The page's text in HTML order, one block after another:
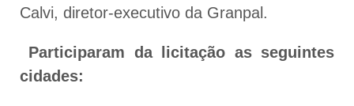
Calvi, diretor-executivo da Granpal.
Participaram da licitação as seguintes
cidades: